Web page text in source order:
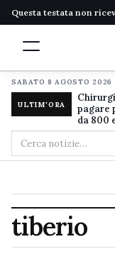
Questa testata non
SABATO 8 AGOSTO 2026
ULTIM'ORA
pagare
da 800
Cerca
nel
tiberio